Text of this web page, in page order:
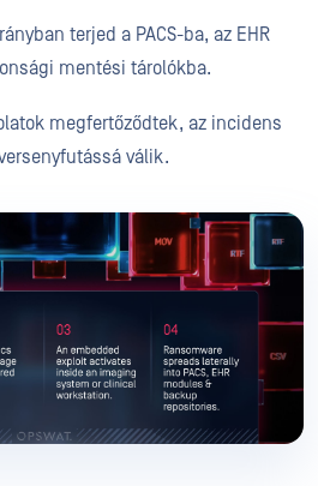
terjed a PACS-ba, az EHR
mentési tárolókba.
megfertőződtek, az incidens
válik.